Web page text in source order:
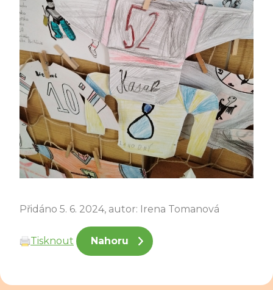
Přidáno 5. 6. 2024, autor: Irena Tomanová
Tisknout Nahoru